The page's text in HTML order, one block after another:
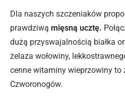
Dla naszych szczeniaków
prawdziwą mięsną ucztę.
dużą przyswajalnością białka
żelaza wołowiny,
cenne witaminy wieprzowiny to
Czworonogów.